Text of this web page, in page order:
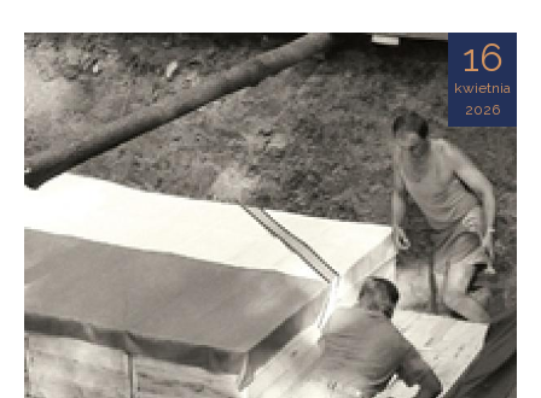
16
kwietnia
2026